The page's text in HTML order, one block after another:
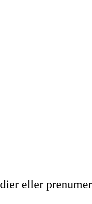
eller